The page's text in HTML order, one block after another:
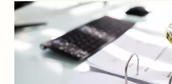
twee crowdfund platforms,
Greencrowd, als junior financiers.
BNG…